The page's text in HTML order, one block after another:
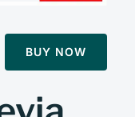
BUY NOW